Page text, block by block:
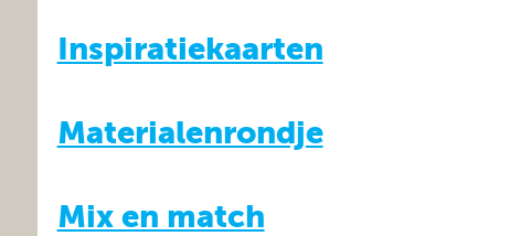
Inspiratiekaarten
Materialenrondje
Mix en match